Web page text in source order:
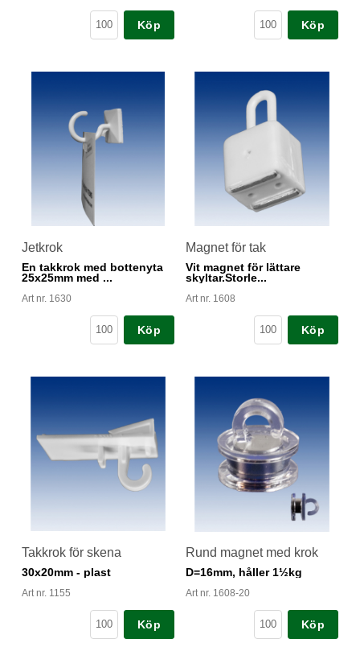
Köp Köp
Jetkrok
En takkrok med bottenyta
25x25mm med ...
Art nr. 1630
Köp
Magnet för tak
Vit magnet för lättare
skyltar.Storle...
Art nr. 1608
Köp
Takkrok för skena
30x20mm - plast
Art nr. 1155
Köp
Rund magnet med krok
D=16mm, håller 1½kg
Art nr. 1608-20
Köp